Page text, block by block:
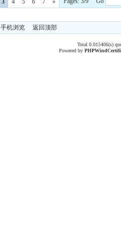
3 4 5 6 7 »
手机浏览 返回顶部
Total 0.015406(s)
Powered byPHPWind